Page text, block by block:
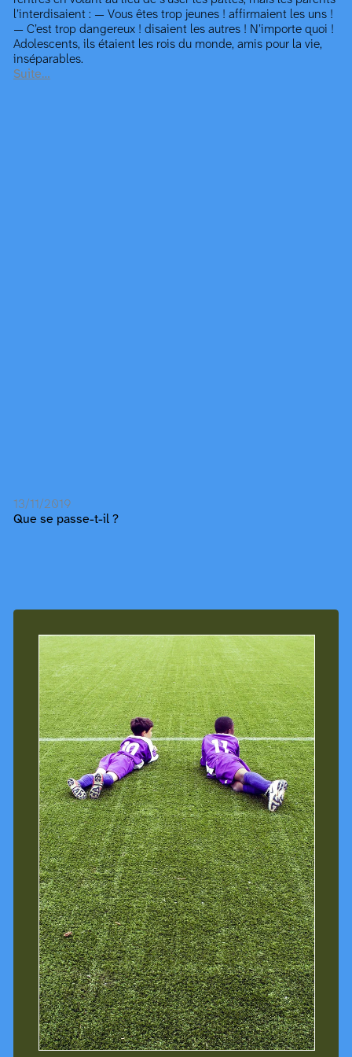
l’interdisaient : — Vous êtes trop jeunes ! affirmaient les uns !
— C’est trop dangereux ! disaient les autres ! N’importe quoi !
Adolescents, ils étaient les rois du monde, amis pour la vie,
inséparables.
Suite…
13/11/2019
Que se passe-t-il ?